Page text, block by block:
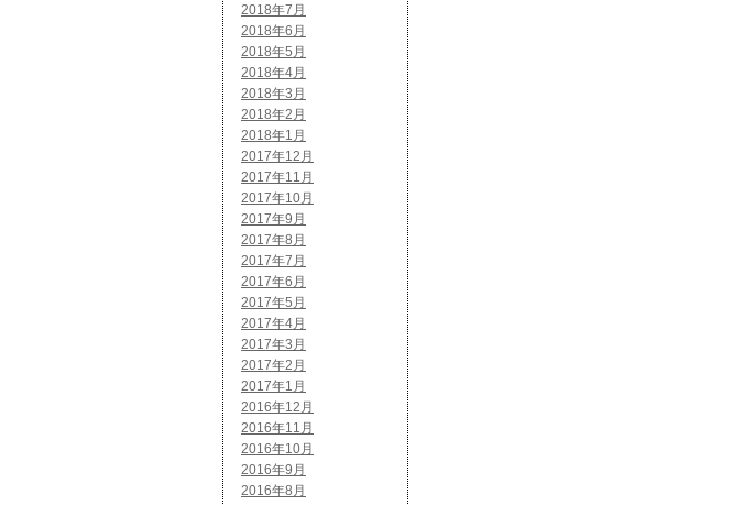
2018年7月
2018年6月
2018年5月
2018年4月
2018年3月
2018年2月
2018年1月
2017年12月
2017年11月
2017年10月
2017年9月
2017年8月
2017年7月
2017年6月
2017年5月
2017年4月
2017年3月
2017年2月
2017年1月
2016年12月
2016年11月
2016年10月
2016年9月
2016年8月